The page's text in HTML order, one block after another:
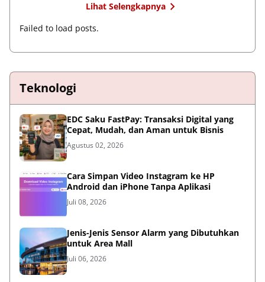
Lihat Selengkapnya
Failed to load posts.
Teknologi
EDC Saku FastPay: Transaksi Digital yang
Cepat, Mudah, dan Aman untuk Bisnis
Agustus 02, 2026
Cara Simpan Video Instagram ke HP
Android dan iPhone Tanpa Aplikasi
Juli 08, 2026
Jenis-Jenis Sensor Alarm yang Dibutuhkan
untuk Area Mall
Juli 06, 2026